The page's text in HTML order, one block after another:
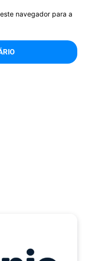
navegador para a